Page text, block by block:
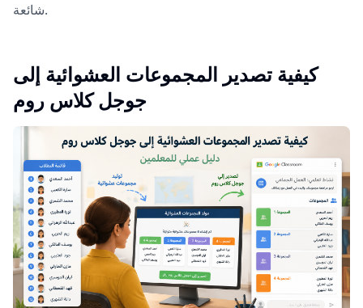
شائعة.
كيفية تصدير المجموعات العشوائية إلى
جوجل كلاس روم